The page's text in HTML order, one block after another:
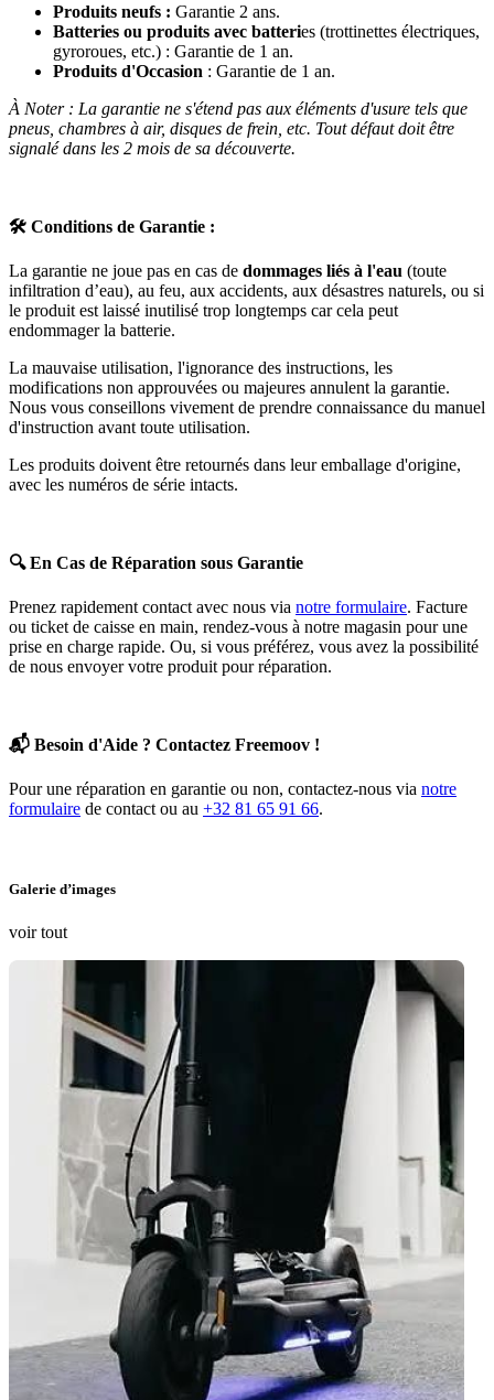
Produits neufs : Garantie 2 ans.
Batteries ou produits avec batteries (trottinettes électriques,
gyroroues, etc.) : Garantie de 1 an.
Produits d'Occasion : Garantie de 1 an.
À Noter : La garantie ne s'étend pas aux éléments d'usure tels que
pneus, chambres à air, disques de frein, etc. Tout défaut doit être
signalé dans les 2 mois de sa découverte.
🛠️ Conditions de Garantie :
La garantie ne joue pas en cas de dommages liés à l'eau (toute
infiltration d’eau), au feu, aux accidents, aux désastres naturels, ou si
le produit est laissé inutilisé trop longtemps car cela peut
endommager la batterie.
La mauvaise utilisation, l'ignorance des instructions, les
modifications non approuvées ou majeures annulent la garantie.
Nous vous conseillons vivement de prendre connaissance du manuel
d'instruction avant toute utilisation.
Les produits doivent être retournés dans leur emballage d'origine,
avec les numéros de série intacts.
🔍En Cas de Réparation sous Garantie
Prenez rapidement contact avec nous via notre formulaire. Facture
ou ticket de caisse en main, rendez-vous à notre magasin pour une
prise en charge rapide. Ou, si vous préférez, vous avez la possibilité
de nous envoyer votre produit pour réparation.
📬 Besoin d'Aide ? Contactez Freemoov !
Pour une réparation en garantie ou non, contactez-nous via notre
formulaire de contact ou au +32 81 65 91 66.
Galerie d’images
voir tout